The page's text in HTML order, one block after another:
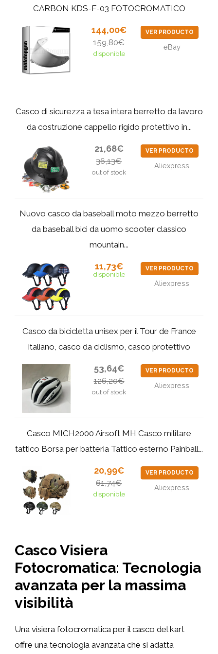
CARBON KDS-F-03 FOTOCROMATICO
144,00€
159,80€
disponible
VER PRODUCTO
eBay
Casco di sicurezza a tesa intera berretto da lavoro
da costruzione cappello rigido protettivo in...
21,68€
36,13€
out of stock
VER PRODUCTO
Aliexpress
Nuovo casco da baseball moto mezzo berretto
da baseball bici da uomo scooter classico
mountain...
11,73€
disponible
VER PRODUCTO
Aliexpress
Casco da bicicletta unisex per il Tour de France
italiano, casco da ciclismo, casco protettivo
53,64€
126,20€
out of stock
VER PRODUCTO
Aliexpress
Casco MICH2000 Airsoft MH Casco militare
tattico Borsa per batteria Tattico esterno Painball...
20,99€
61,74€
disponible
VER PRODUCTO
Aliexpress
Casco Visiera
Fotocromatica: Tecnologia
avanzata per la massima
visibilità
Una visiera fotocromatica per il casco del kart
offre una tecnologia avanzata che si adatta